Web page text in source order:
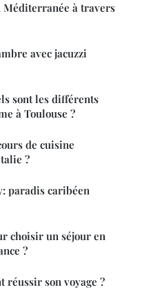
à travers
avec jacuzzi
sont les différents
à Toulouse ?
de cuisine
?
paradis caribéen
choisir un séjour en
?
réussir son voyage ?